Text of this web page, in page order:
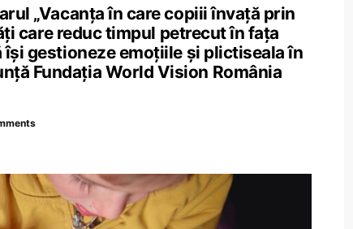
„Vacanța în care copiii învață prin
care reduc timpul petrecut în fața
gestioneze emoțiile și plictiseala în
Fundația World Vision România